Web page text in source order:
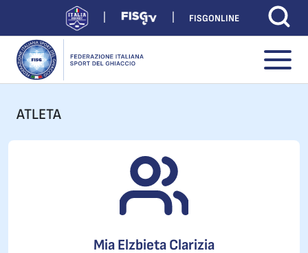
FISGONLINE
ATLETA
Mia Elzbieta Clarizia